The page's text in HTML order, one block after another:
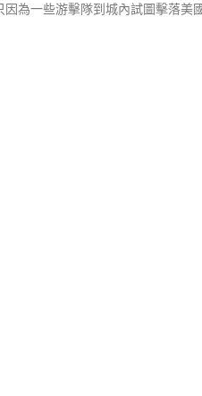
為一些游擊隊到城內試圖擊落美